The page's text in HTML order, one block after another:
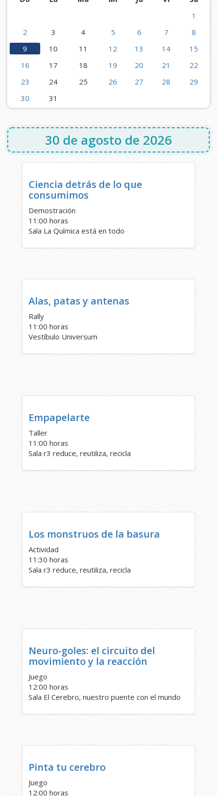
1
2
3 4 5 6 7
8
9
10 11 12 13 14
15
16
17 18 19 20 21
22
23
24 25 26 27 28
29
30
31
30 de agosto de 2026
Ciencia detrás de lo que
consumimos
Demostración
11:00 horas
Sala La Química está en todo
Alas, patas y antenas
Rally
11:00 horas
Vestíbulo Universum
Empapelarte
Taller
11:00 horas
Sala r3 reduce, reutiliza, recicla
Los monstruos de la basura
Actividad
11:30 horas
Sala r3 reduce, reutiliza, recicla
Neuro-goles: el circuito del
movimiento y la reacción
Juego
12:00 horas
Sala El Cerebro, nuestro puente con el mundo
Pinta tu cerebro
Juego
12:00 horas